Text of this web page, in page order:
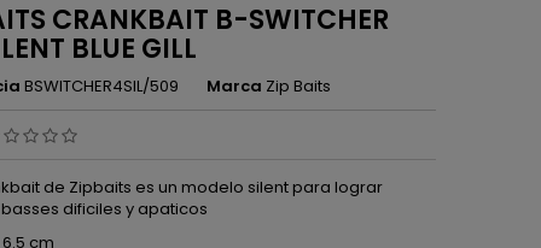
CRANKBAIT B-SWITCHER
BLUE GILL
BSWITCHER4SIL/509 Marca Zip Baits
de Zipbaits es un modelo silent para lograr
dificiles y apaticos
cm